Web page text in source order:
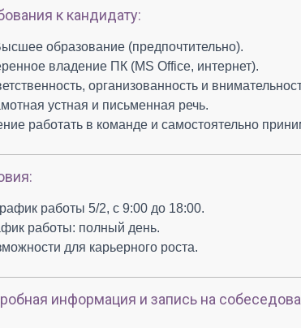
к кандидату:
образование (предпочтительно).
владение ПК (MS Office, интернет).
организованность и
устная и письменная речь.
работать в команде и самостоятельно
работы 5/2, с 9:00 до 18:00.
работы: полный день.
для карьерного роста.
информация и запись на